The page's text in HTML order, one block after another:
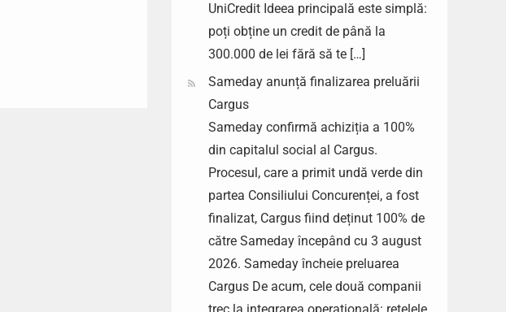
UniCredit Ideea principală este simplă:
poți obține un credit de până la
300.000 de lei fără să te […]
Sameday anunță finalizarea preluării
Cargus
Sameday confirmă achiziția a 100%
din capitalul social al Cargus.
Procesul, care a primit undă verde din
partea Consiliului Concurenței, a fost
finalizat, Cargus fiind deținut 100% de
către Sameday începând cu 3 august
2026. Sameday încheie preluarea
Cargus De acum, cele două companii